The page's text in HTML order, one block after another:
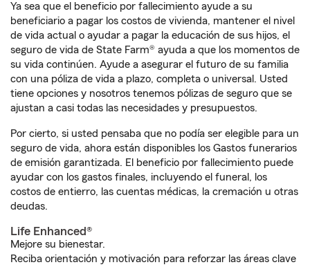
Ya sea que el beneficio por fallecimiento ayude a su
beneficiario a pagar los costos de vivienda, mantener el nivel
de vida actual o ayudar a pagar la educación de sus hijos, el
seguro de vida de State Farm® ayuda a que los momentos de
su vida continúen. Ayude a asegurar el futuro de su familia
con una póliza de vida a plazo, completa o universal. Usted
tiene opciones y nosotros tenemos pólizas de seguro que se
ajustan a casi todas las necesidades y presupuestos.
Por cierto, si usted pensaba que no podía ser elegible para un
seguro de vida, ahora están disponibles los Gastos funerarios
de emisión garantizada. El beneficio por fallecimiento puede
ayudar con los gastos finales, incluyendo el funeral, los
costos de entierro, las cuentas médicas, la cremación u otras
deudas.
Life Enhanced®
Mejore su bienestar.
Reciba orientación y motivación para reforzar las áreas clave